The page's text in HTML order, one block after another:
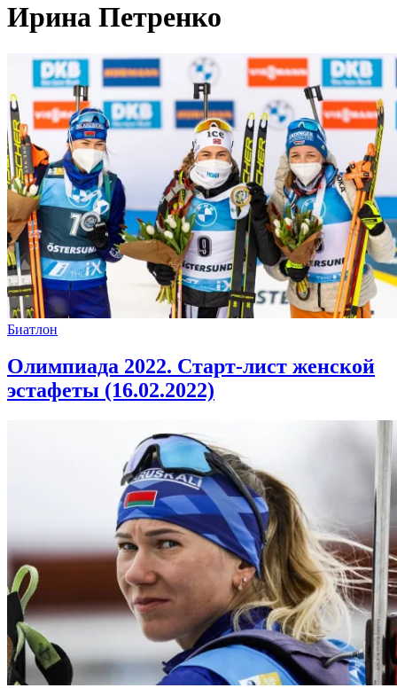
Ирина Петренко
Биатлон
Олимпиада 2022. Старт-лист женской
эстафеты (16.02.2022)